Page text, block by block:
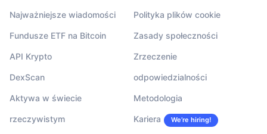
Najważniejsze wiadomości
Fundusze ETF na Bitcoin
API Krypto
DexScan
Aktywa w świecie
rzeczywistym
Polityka plików cookie
Zasady społeczności
Zrzeczenie
odpowiedzialności
Metodologia
Kariera We’re hiring!